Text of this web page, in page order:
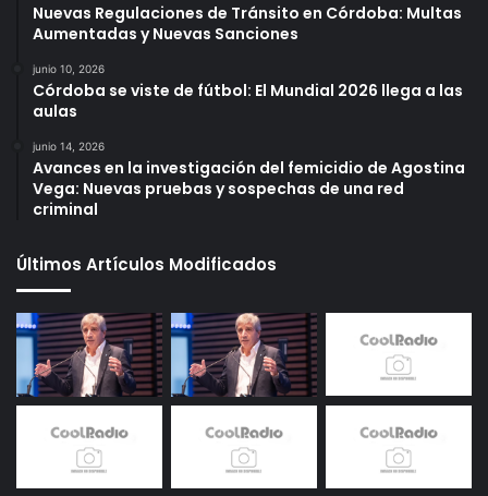
Nuevas Regulaciones de Tránsito en Córdoba: Multas
Aumentadas y Nuevas Sanciones
junio 10, 2026
Córdoba se viste de fútbol: El Mundial 2026 llega a las
aulas
junio 14, 2026
Avances en la investigación del femicidio de Agostina
Vega: Nuevas pruebas y sospechas de una red
criminal
Últimos Artículos Modificados